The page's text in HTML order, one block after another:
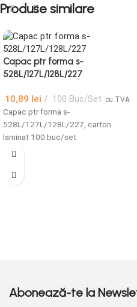
Produse similare
Capac ptr forma s-
528L/127L/128L/227
10,89 lei 100 Buc/Set cu TVA
Capac ptr forma s-
528L/127L/128L/227, carton
laminat 100 buc/set
Abonează-te la